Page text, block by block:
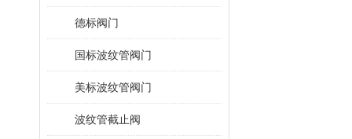
德标阀门
国标波纹管阀门
美标波纹管阀门
波纹管截止阀